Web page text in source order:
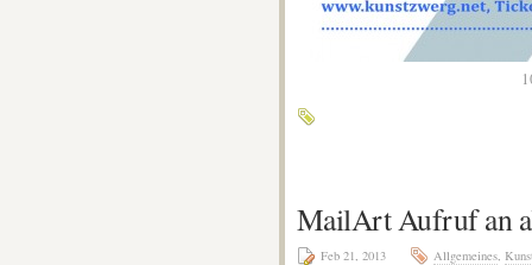
MailArt Aufruf an
Feb 21, 2013 Allgemeines